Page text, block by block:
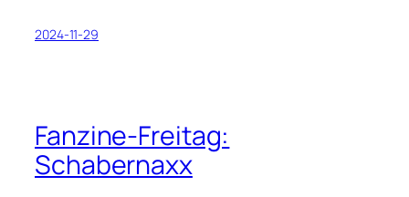
2024-11-29
Fanzine-Freitag:
Schabernaxx